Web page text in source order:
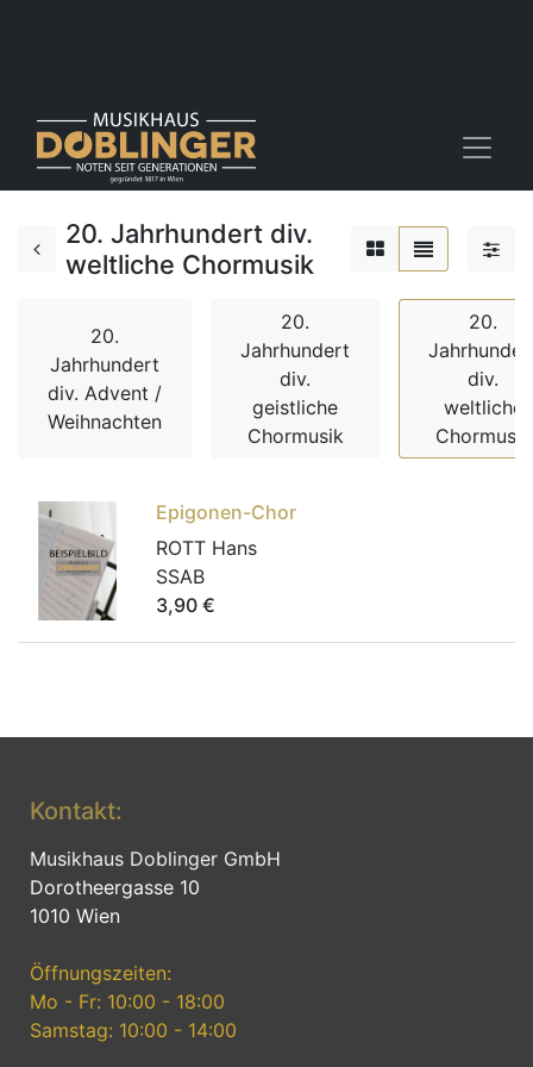
20. Jahrhundert div.
weltliche Chormusik
20.
Jahrhundert
div. Advent /
Weihnachten
20.
Jahrhundert
div.
geistliche
Chormusik
20.
div.
weltliche
Chormusik
Epigonen-Chor
ROTT Hans
SSAB
3,90 €
Kontakt:
Musikhaus Doblinger GmbH
Dorotheergasse 10
1010 Wien
Öffnungszeiten:
Mo - Fr: 10:00 - 18:00
Samstag: 10:00 - 14:00